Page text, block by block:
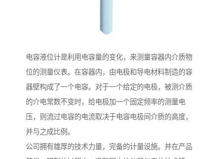
电容液位计是利用电容量的变化，来测量容器内介质物
位的测量仪表。在容器内，由电极和导电材料制造的容
器壁构成了一个电容。对于一个给定的电极，被测介质
的介电常数不变时，给电极加一个固定频率的测量电
压，则流过电容的电流取决于电容电极间介质的高度，
并与之成比例。
公司拥有雄厚的技术力量，完备的计量设施。并在产品